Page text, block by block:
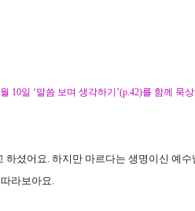
월 10일 ‘말씀 보며 생각하기 ’(p.42)를 함께 묵
하셨어요. 하지만 마르다는 생명이신 예
라보아요.